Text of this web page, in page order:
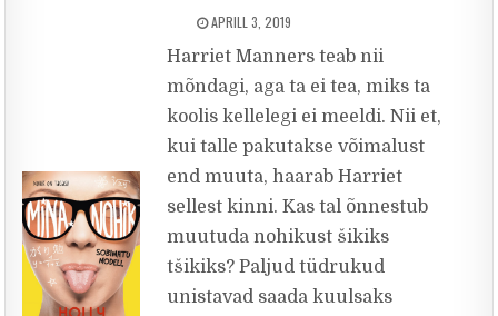
PUBLISHED DATE:
APRILL 3, 2019
Harriet Manners teab nii
mõndagi, aga ta ei tea, miks ta
koolis kellelegi ei meeldi. Nii et,
kui talle pakutakse võimalust
end muuta, haarab Harriet
sellest kinni. Kas tal õnnestub
muutuda nohikust šikiks
tšikiks? Paljud tüdrukud
unistavad saada kuulsaks